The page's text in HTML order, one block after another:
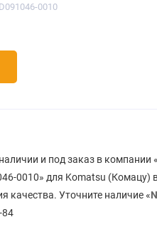
0010
и под заказ в
0010» для Komatsu (Комацу)
качества. Уточните наличие «
84